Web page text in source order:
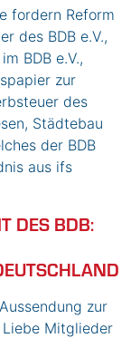
fordern Reform
des BDB e.V.,
BDB e.V.,
zur
des
Städtebau
der BDB
aus ifs
DES BDB:
zur
Mitglieder